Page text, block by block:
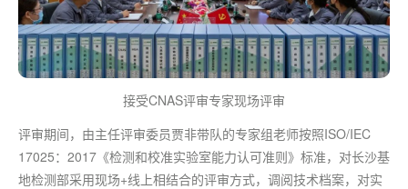
接受CNAS评审专家现场评审
评审期间，由主任评审委员贾非带队的专家组老师按照ISO/IEC
17025：2017《检测和校准实验室能力认可准则》标准，对长沙基
地检测部采用现场+线上相结合的评审方式，调阅技术档案，对实